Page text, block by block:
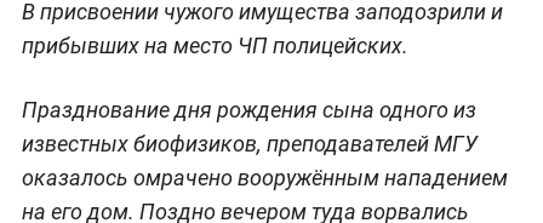
В присвоении чужого имущества заподозрили и
прибывших на место ЧП полицейских.
Празднование дня рождения сына одного из
известных биофизиков, преподавателей МГУ
оказалось омрачено вооружённым нападением
на его дом. Поздно вечером туда ворвались